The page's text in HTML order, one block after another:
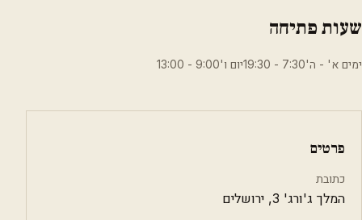
שעות פתיחה
ימים א' - ה'7:30 - 19:30יום ו'9:00 - 13:00
פרטים
כתובת
המלך ג'ורג' 3, ירושלים